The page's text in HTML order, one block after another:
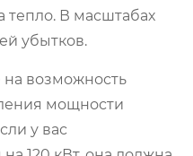
тепло. В масштабах
убытков.
возможность
мощности
у вас